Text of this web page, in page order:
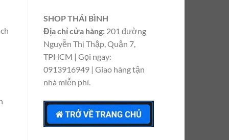
SHOP THÁI BÌNH
Địa chỉ cửa hàng:201 đường
Nguyễn Thị Thập, Quận 7,
TPHCM | Gọi ngay:
0913916949 | Giao hàng tận
nhà miễn phí.